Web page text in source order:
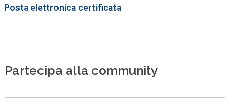
Posta elettronica certificata
Partecipa alla community